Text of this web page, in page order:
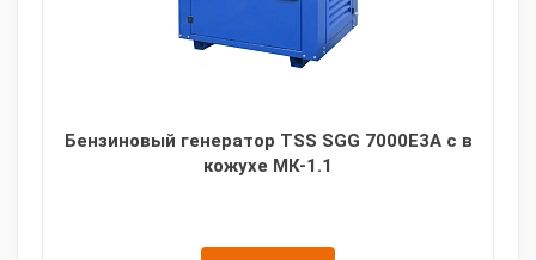
Бензиновый генератор TSS SGG 7000E3A с в
кожухе МК-1.1